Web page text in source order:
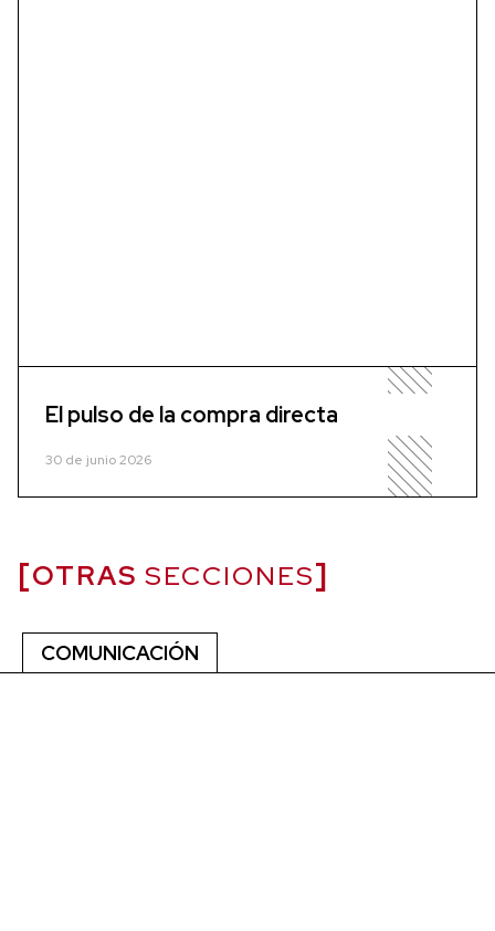
El pulso de la compra directa
30 de junio 2026
OTRAS SECCIONES
COMUNICACIÓN